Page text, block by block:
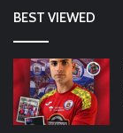
BEST VIEWED